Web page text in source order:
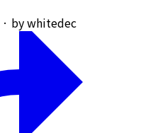
· by whitedec